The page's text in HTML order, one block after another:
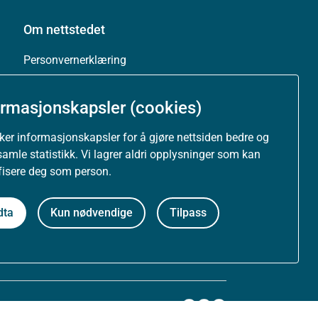
(cookies)
informasjonskapsler for å gjøre nettsiden bedre og
statistikk. Vi lagrer aldri opplysninger som kan
deg som person.
Kun nødvendige Tilpass
Om nettstedet
Personvernerklæring
Besøksstatistikk og informasjonskapsler
Nyhetsvarsel og abonnement
Åpne data (API)